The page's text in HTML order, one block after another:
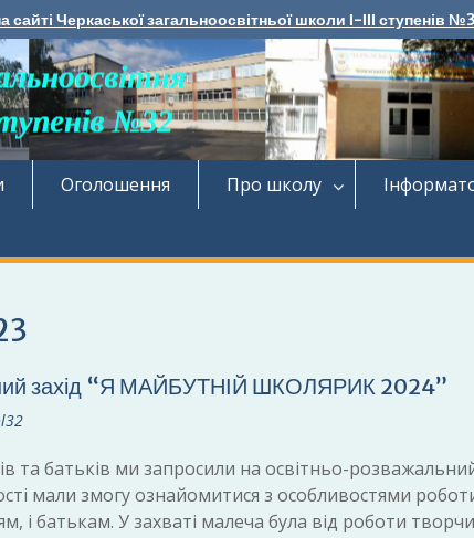
сайті Черкаської загальноосвітньої школи І-ІІІ ступенів
Оголошення Про школу
захід “Я МАЙБУТНІЙ ШКОЛЯРИК 2024”
та батьків ми запросили на освітньо-
мали змогу ознайомитися з особливостями роботи
і батькам. У захваті малеча була від роботи